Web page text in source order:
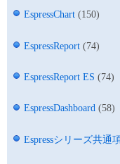
EspressChart (150)
EspressReport (74)
EspressReport ES (74)
EspressDashboard (58)
Espressシリーズ共通